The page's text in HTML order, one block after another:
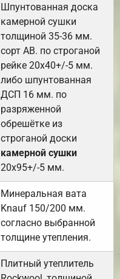
Шпунтованная доска
камерной сушки
толщиной 35-36 мм.
сорт АВ. по строганой
рейке 20х40+/-5 мм.
либо шпунтованная
ДСП 16 мм. по
разряженной
обрешётке из
строганой доски
камерной сушки
20х95+/-5 мм.
Минеральная вата
Knauf 150/200 мм.
согласно выбранной
толщине утепления.
Плитный утеплитель